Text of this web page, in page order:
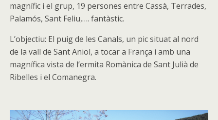
magnífic i el grup, 19 persones entre Cassà, Terrades,
Palamós, Sant Feliu,…. fantàstic.
L’objectiu: El puig de les Canals, un pic situat al nord
de la vall de Sant Aniol, a tocar a França i amb una
magnífica vista de l’ermita Romànica de Sant Julià de
Ribelles i el Comanegra.